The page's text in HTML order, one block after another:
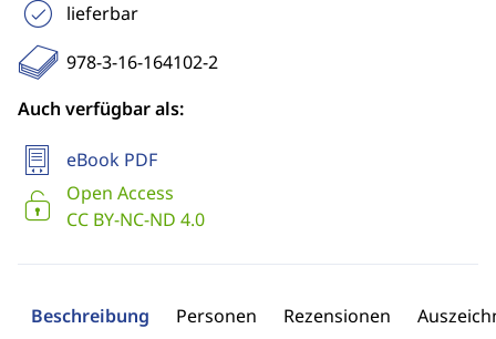
lieferbar
978-3-16-164102-2
Auch verfügbar als:
eBook PDF
Open Access
CC BY-NC-ND 4.0
Beschreibung Personen Rezensionen